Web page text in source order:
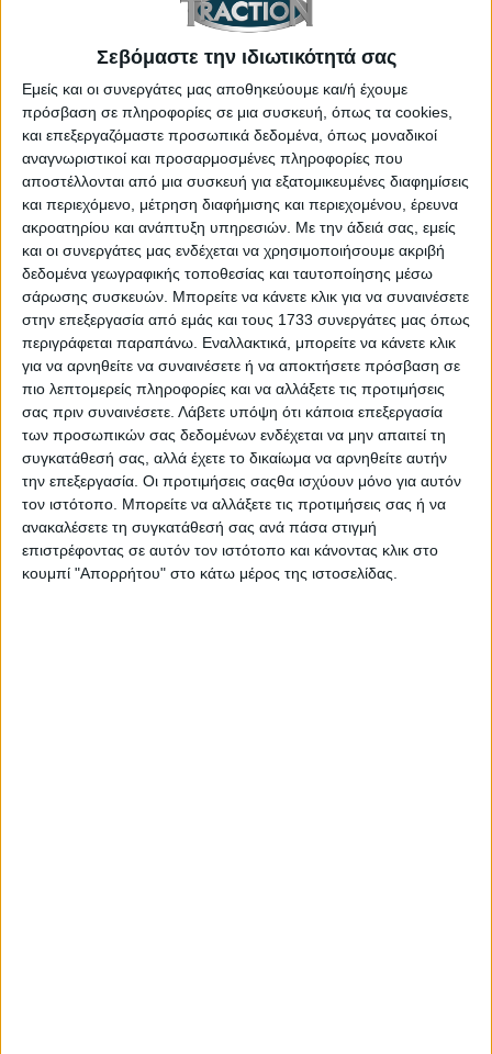
Σεβόμαστε την ιδιωτικότητά σας
Εμείς και οι συνεργάτες μας αποθηκεύουμε και/ή έχουμε
πρόσβαση σε πληροφορίες σε μια συσκευή, όπως τα cookies,
και επεξεργαζόμαστε προσωπικά δεδομένα, όπως μοναδικοί
αναγνωριστικοί και προσαρμοσμένες πληροφορίες που
αποστέλλονται από μια συσκευή για εξατομικευμένες διαφημίσεις
και περιεχόμενο, μέτρηση διαφήμισης και περιεχομένου, έρευνα
ακροατηρίου και ανάπτυξη υπηρεσιών. Με την άδειά σας, εμείς
και οι συνεργάτες μας ενδέχεται να χρησιμοποιήσουμε ακριβή
δεδομένα γεωγραφικής τοποθεσίας και ταυτοποίησης μέσω
σάρωσης συσκευών. Μπορείτε να κάνετε κλικ για να συναινέσετε
στην επεξεργασία από εμάς και τους 1733 συνεργάτες μας όπως
περιγράφεται παραπάνω. Εναλλακτικά, μπορείτε να κάνετε κλικ
για να αρνηθείτε να συναινέσετε ή να αποκτήσετε πρόσβαση σε
πιο λεπτομερείς πληροφορίες και να αλλάξετε τις προτιμήσεις
σας πριν συναινέσετε. Λάβετε υπόψη ότι κάποια επεξεργασία
των προσωπικών σας δεδομένων ενδέχεται να μην απαιτεί τη
συγκατάθεσή σας, αλλά έχετε το δικαίωμα να αρνηθείτε αυτήν
την επεξεργασία. Οι προτιμήσεις σαςθα ισχύουν μόνο για αυτόν
τον ιστότοπο. Μπορείτε να αλλάξετε τις προτιμήσεις σας ή να
ανακαλέσετε τη συγκατάθεσή σας ανά πάσα στιγμή
επιστρέφοντας σε αυτόν τον ιστότοπο και κάνοντας κλικ στο
κουμπί "Απορρήτου" στο κάτω μέρος της ιστοσελίδας.
Δοκιμή Seat Ibiza 1.0 TGI 90 PS